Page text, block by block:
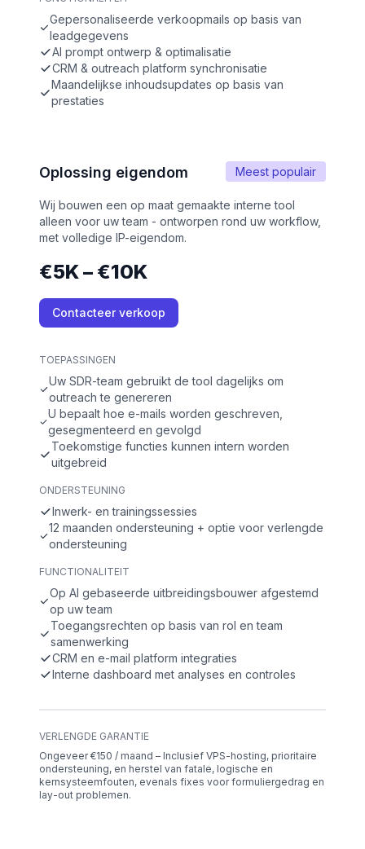
Gepersonaliseerde verkoopmails op basis van
leadgegevens
AI prompt ontwerp & optimalisatie
CRM & outreach platform synchronisatie
Maandelijkse inhoudsupdates op basis van
prestaties
Meest populair
Oplossing eigendom
Wij bouwen een op maat gemaakte interne tool
alleen voor uw team - ontworpen rond uw workflow,
met volledige IP-eigendom.
€5K – €10K
Contacteer verkoop
TOEPASSINGEN
Uw SDR-team gebruikt de tool dagelijks om
outreach te genereren
U bepaalt hoe e-mails worden geschreven,
gesegmenteerd en gevolgd
Toekomstige functies kunnen intern worden
uitgebreid
ONDERSTEUNING
Inwerk- en trainingssessies
12 maanden ondersteuning + optie voor verlengde
ondersteuning
FUNCTIONALITEIT
Op AI gebaseerde uitbreidingsbouwer afgestemd
op uw team
Toegangsrechten op basis van rol en team
samenwerking
CRM en e-mail platform integraties
Interne dashboard met analyses en controles
VERLENGDE GARANTIE
Ongeveer €150 / maand – Inclusief VPS-hosting, prioritaire
ondersteuning, en herstel van fatale, logische en
kernsysteemfouten, evenals fixes voor formuliergedrag en
lay-out problemen.